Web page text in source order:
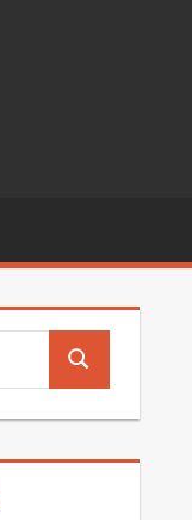
Buscar